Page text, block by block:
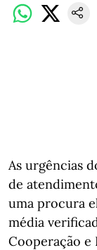
As urgências
de
uma procura
média
Cooperação e